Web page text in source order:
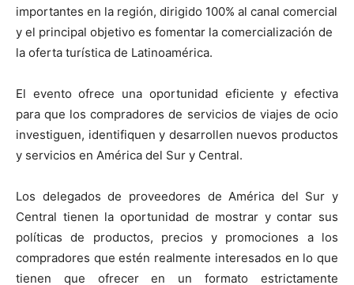
importantes en la región, dirigido 100% al canal comercial
y el principal objetivo es fomentar la comercialización de
la oferta turística de Latinoamérica.
El evento ofrece una oportunidad eficiente y efectiva
para que los compradores de servicios de viajes de ocio
investiguen, identifiquen y desarrollen nuevos productos
y servicios en América del Sur y Central.
Los delegados de proveedores de América del Sur y
Central tienen la oportunidad de mostrar y contar sus
políticas de productos, precios y promociones a los
compradores que estén realmente interesados en lo que
tienen que ofrecer en un formato estrictamente